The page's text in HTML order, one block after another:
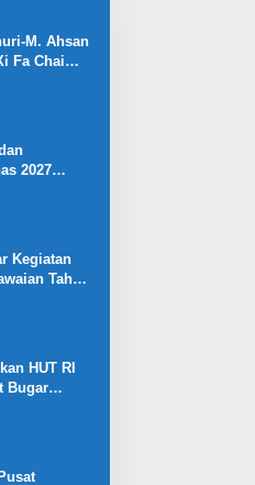
M. Ahsan
Fa Chai
2027
Kegiatan
Tahun
HUT RI
Bugar